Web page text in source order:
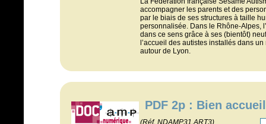
accompagner les parents et des
par le biais de ses structures à taille
personnalisée. Dans le Rhône-Alpes,
dans ce sens grâce à ses (bientôt)
l’accueil des autistes installés dans
autour de Lyon.
PDF 2p : Bien
(Réf. NDAMP31.ART3)